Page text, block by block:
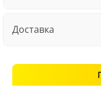
Доставка